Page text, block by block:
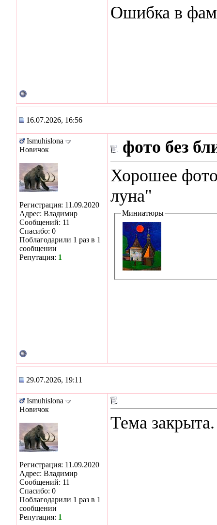
Ошибка в
16.07.2026, 16:56
Ismuhislona
Новичок
Регистрация: 11.09.2020
Адрес: Владимир
Сообщений: 11
Спасибо: 0
Поблагодарили 1 раз в 1
сообщении
Репутация: 1
фото без
Хорошее
луна"
Миниатюры
29.07.2026, 19:11
Ismuhislona
Новичок
Регистрация: 11.09.2020
Адрес: Владимир
Сообщений: 11
Спасибо: 0
Поблагодарили 1 раз в 1
сообщении
Репутация: 1
Тема